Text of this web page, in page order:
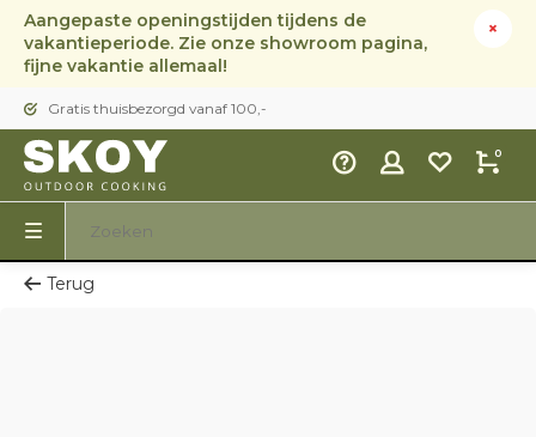
Aangepaste openingstijden tijdens de
vakantieperiode. Zie onze showroom pagina,
fijne vakantie allemaal!
Gratis thuisbezorgd vanaf 100,-
0
Terug